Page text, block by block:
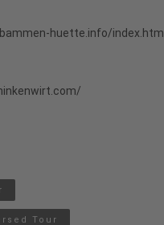
huette.info/index.html
Tour